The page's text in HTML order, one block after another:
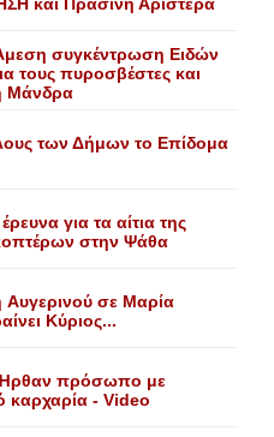
και Πράσινη Αριστερά
συγκέντρωση Eιδών
τους πυροσβέστες και
Mάνδρα
των Δήμων το Eπίδομα
για τα αίτια της
στην Ψάθα
σε Mαρία
Kύριος...
Ήρθαν πρόσωπο με
- Video